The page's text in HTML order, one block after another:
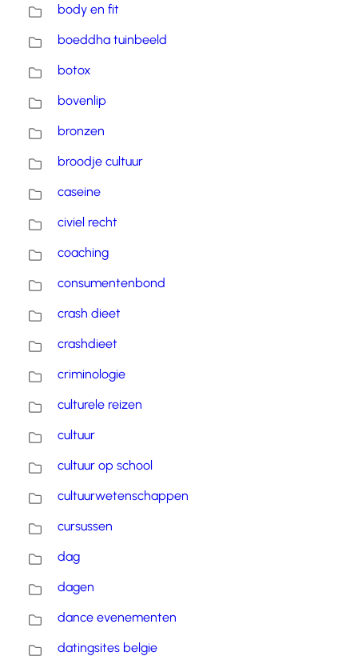
body en fit
boeddha tuinbeeld
botox
bovenlip
bronzen
broodje cultuur
caseine
civiel recht
coaching
consumentenbond
crash dieet
crashdieet
criminologie
culturele reizen
cultuur
cultuur op school
cultuurwetenschappen
cursussen
dag
dagen
dance evenementen
datingsites belgie